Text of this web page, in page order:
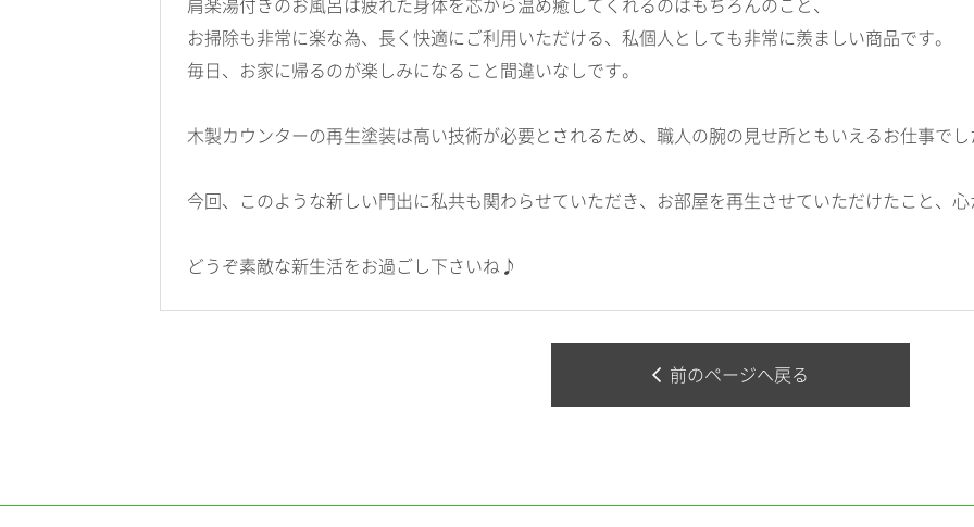
肩楽湯付きのお風呂は疲れた身体を芯から温め癒してくれるのはもちろんのこと、
お掃除も非常に楽な為、長く快適にご利用いただける、私個人としても非常に羨ましい商品です。
毎日、お家に帰るのが楽しみになること間違いなしです。
木製カウンターの再生塗装は高い技術が必要とされるため、職人の腕の見せ所ともいえるお仕事でし
今回、このような新しい門出に私共も関わらせていただき、お部屋を再生させていただけたこと、
どうぞ素敵な新生活をお過ごし下さいね♪
前のページへ戻る